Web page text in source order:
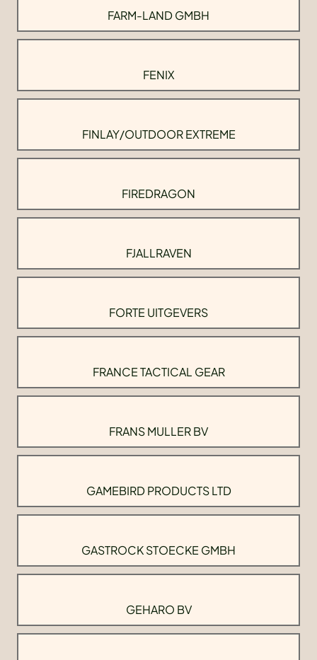
FARM-LAND GMBH
FENIX
FINLAY/OUTDOOR EXTREME
FIREDRAGON
FJALLRAVEN
FORTE UITGEVERS
FRANCE TACTICAL GEAR
FRANS MULLER BV
GAMEBIRD PRODUCTS LTD
GASTROCK STOECKE GMBH
GEHARO BV